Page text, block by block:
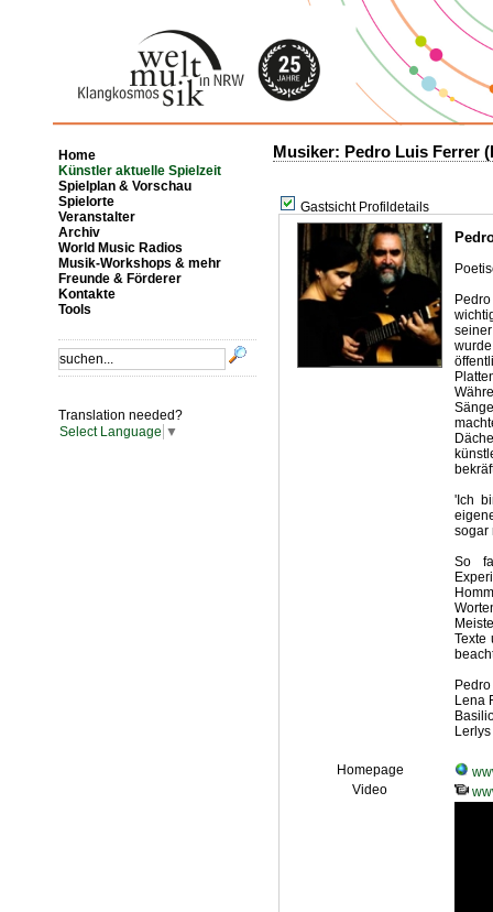
Home
Künstler aktuelle Spielzeit
Spielplan & Vorschau
Spielorte
Veranstalter
Archiv
World Music Radios
Musik-Workshops & mehr
Freunde & Förderer
Kontakte
Tools
Translation needed?
Select Language ▼
Musiker: Pedro Luis Ferrer
Gastsicht Profildetails
'Ich
sogar
So
Texte
Lena
Homepage
Video